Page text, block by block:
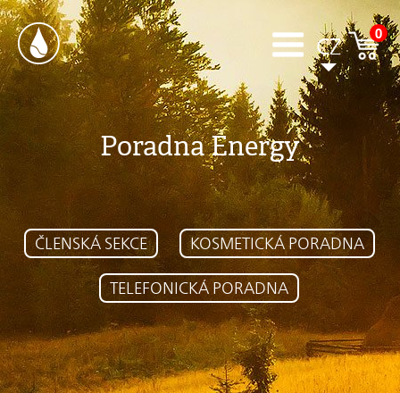
CZ
0
Poradna Energy
ČLENSKÁ SEKCE KOSMETICKÁ PORADNA
TELEFONICKÁ PORADNA